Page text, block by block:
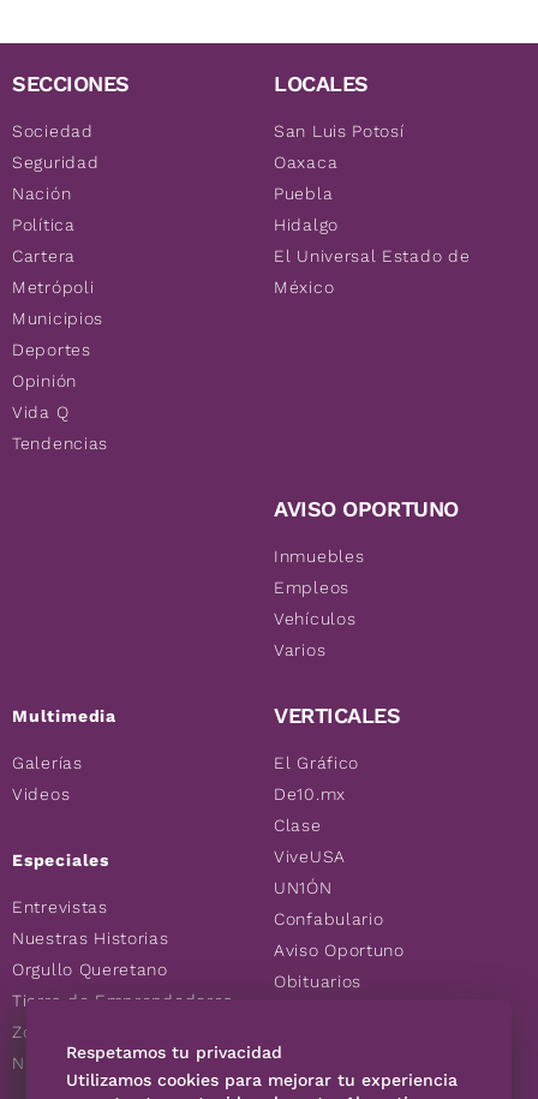
SECCIONES
Sociedad
Seguridad
Nación
Política
Cartera
Metrópoli
Municipios
Deportes
Opinión
Vida Q
Tendencias
Multimedia
Galerías
Videos
Especiales
Entrevistas
Nuestras Historias
Orgullo Queretano
Tierra de Emprendedores
Zoociales
Nuevos Queretanos
LOCALES
San Luis Potosí
Oaxaca
Puebla
Hidalgo
El Universal Estado de
México
AVISO OPORTUNO
Inmuebles
Empleos
Vehículos
Varios
VERTICALES
El Gráfico
De10.mx
Clase
ViveUSA
UN1ÓN
Confabulario
Aviso Oportuno
Obituarios
Consultas
Respetamos tu privacidad
Utilizamos cookies para mejorar tu experiencia